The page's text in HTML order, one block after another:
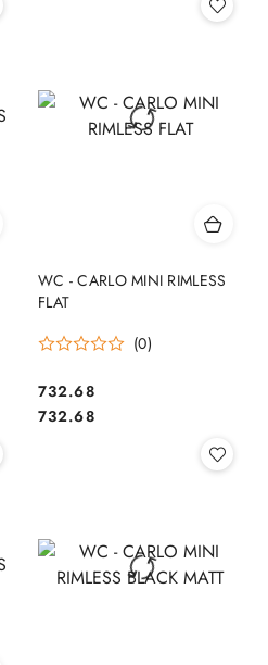
WC - CARLO MINI RIMLESS
FLAT
(0)
Cena:
732.68
Cena:
732.68